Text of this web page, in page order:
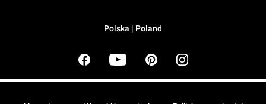
Polska | Poland